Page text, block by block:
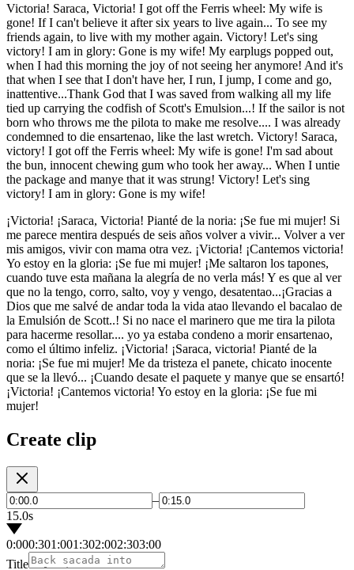
Victoria! Saraca, Victoria! I got off the Ferris wheel: My wife is
gone! If I can't believe it after six years to live again... To see my
friends again, to live with my mother again. Victory! Let's sing
victory! I am in glory: Gone is my wife! My earplugs popped out,
when I had this morning the joy of not seeing her anymore! And it's
that when I see that I don't have her, I run, I jump, I come and go,
inattentive...Thank God that I was saved from walking all my life
tied up carrying the codfish of Scott's Emulsion...! If the sailor is not
born who throws me the pilota to make me resolve.... I was already
condemned to die ensartenao, like the last wretch. Victory! Saraca,
victory! I got off the Ferris wheel: My wife is gone! I'm sad about
the bun, innocent chewing gum who took her away... When I untie
the package and manye that it was strung! Victory! Let's sing
victory! I am in glory: Gone is my wife!
¡Victoria! ¡Saraca, Victoria! Pianté de la noria: ¡Se fue mi mujer! Si
me parece mentira después de seis años volver a vivir... Volver a ver
mis amigos, vivir con mama otra vez. ¡Victoria! ¡Cantemos victoria!
Yo estoy en la gloria: ¡Se fue mi mujer! ¡Me saltaron los tapones,
cuando tuve esta mañana la alegría de no verla más! Y es que al ver
que no la tengo, corro, salto, voy y vengo, desatentao...¡Gracias a
Dios que me salvé de andar toda la vida atao llevando el bacalao de
la Emulsión de Scott..! Si no nace el marinero que me tira la pilota
para hacerme resollar.... yo ya estaba condeno a morir ensartenao,
como el último infeliz. ¡Victoria! ¡Saraca, victoria! Pianté de la
noria: ¡Se fue mi mujer! Me da tristeza el panete, chicato inocente
que se la llevó... ¡Cuando desate el paquete y manye que se ensartó!
¡Victoria! ¡Cantemos victoria! Yo estoy en la gloria: ¡Se fue mi
mujer!
Create clip
–
15.0s
0:000:301:001:302:002:303:00
Title